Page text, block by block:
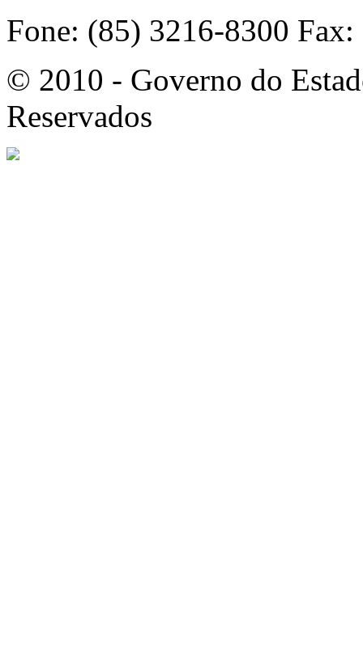
Fone: (85) 3216-8300
© 2010 - Governo do
Reservados